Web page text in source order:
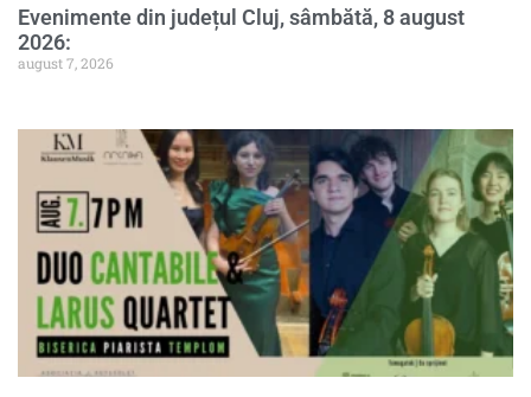
Evenimente din județul Cluj, sâmbătă, 8 august
2026:
august 7, 2026